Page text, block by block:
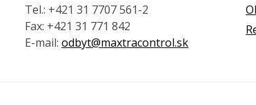
Tel.: +421 31 7707 561-2
Fax: +421 31 771 842
E-mail: odbyt@maxtracontrol.sk